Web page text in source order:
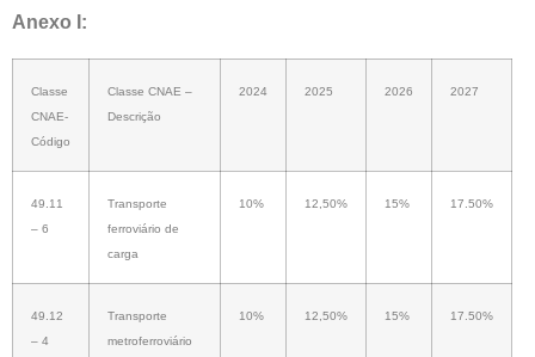
Anexo I:
Classe
CNAE-
Código
Classe CNAE –
Descrição
2024 2025 2026 2027
49.11
– 6
Transporte
ferroviário de
carga
10% 12,50% 15% 17.50%
49.12
– 4
Transporte
metroferroviário
10% 12,50% 15% 17.50%